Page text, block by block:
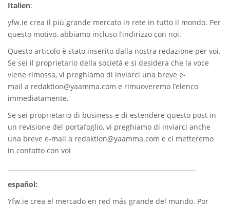
Italien:
yfw.ie crea il più grande mercato in rete in tutto il mondo. Per
questo motivo, abbiamo incluso l’indirizzo con noi.
Questo articolo è stato inserito dalla nostra redazione per voi.
Se sei il proprietario della società e si desidera che la voce
viene rimossa, vi preghiamo di inviarci una breve e-
mail a redaktion@yaamma.com e rimuoveremo l’elenco
immediatamente.
Se sei proprietario di business e di estendere questo post in
un revisione del portafoglio, vi preghiamo di inviarci anche
una breve e-mail a redaktion@yaamma.com e ci metteremo
in contatto con voi
español:
Yfw.ie crea el mercado en red más grande del mundo. Por